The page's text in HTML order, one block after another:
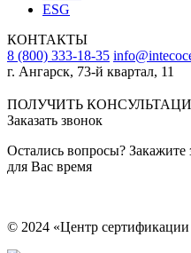
ESG
КОНТАКТЫ
8 (800) 333-18-35
г. Ангарск, 73-й квартал, 11
ПОЛУЧИТЬ
Заказать звонок
Остались вопросы?
для Вас время
© 2024 «Центр